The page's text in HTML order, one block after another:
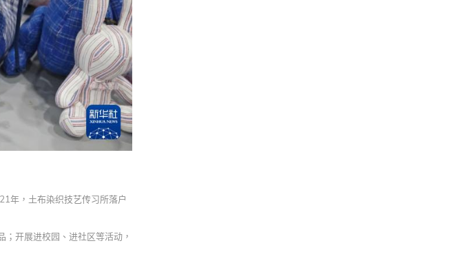
年，土布染织技艺传习所落户
；开展进校园、进社区等活动，